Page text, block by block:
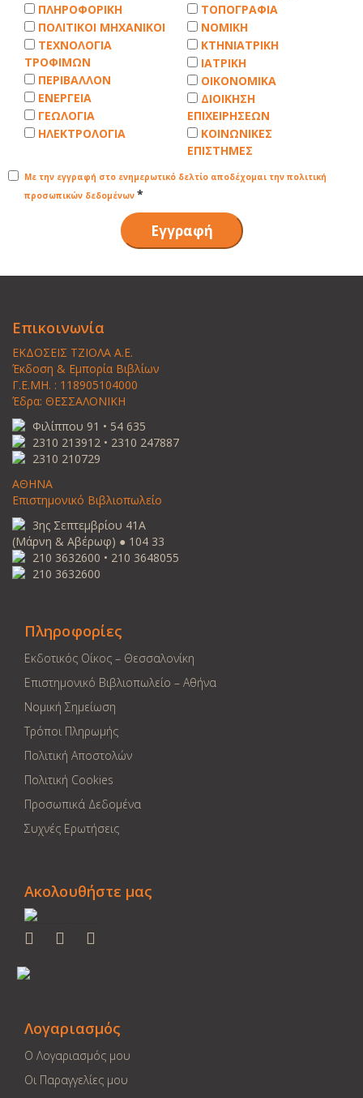
ΠΛΗΡΟΦΟΡΙΚΗ
ΠΟΛΙΤΙΚΟΙ ΜΗΧΑΝΙΚΟΙ
ΤΕΧΝΟΛΟΓΙΑ
ΤΡΟΦΙΜΩΝ
ΠΕΡΙΒΑΛΛΟΝ
ΕΝΕΡΓΕΙΑ
ΓΕΩΛOΓΙΑ
ΗΛΕΚΤΡΟΛΟΓΙΑ
ΤΟΠΟΓΡΑΦΙΑ
ΝΟΜΙΚΗ
ΚΤΗΝΙΑΤΡΙΚΗ
ΙΑΤΡΙΚΗ
ΟΙΚΟΝΟΜΙΚΑ
ΔΙΟΙΚΗΣΗ
ΕΠΙΧΕΙΡΗΣΕΩΝ
ΚΟΙΝΩΝΙΚΕΣ
ΕΠΙΣΤΗΜΕΣ
Με την εγγραφή στο ενημερωτικό δελτίο αποδέχομαι την πολιτική
προσωπικών δεδομένων *
Επικοινωνία
ΕΚΔΟΣΕΙΣ ΤΖΙΟΛΑ Α.Ε.
Έκδοση & Εμπορία Βιβλίων
Γ.Ε.ΜΗ. : 118905104000
Έδρα: ΘΕΣΣΑΛΟΝΙΚΗ
Φιλίππου 91 • 54 635
2310 213912 • 2310 247887
2310 210729
ΑΘΗΝΑ
Επιστημονικό Βιβλιοπωλείο
3ης Σεπτεμβρίου 41Α
(Μάρνη & Αβέρωφ) ● 104 33
210 3632600 • 210 3648055
210 3632600
Πληροφορίες
Εκδοτικός Οίκος – Θεσσαλονίκη
Επιστημονικό Βιβλιοπωλείο – Αθήνα
Νομική Σημείωση
Τρόποι Πληρωμής
Πολιτική Αποστολών
Πολιτική Cookies
Προσωπικά Δεδομένα
Συχνές Ερωτήσεις
Ακολουθήστε μας
Λογαριασμός
Ο Λογαριασμός μου
Οι Παραγγελίες μου